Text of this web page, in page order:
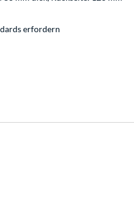
erfordern